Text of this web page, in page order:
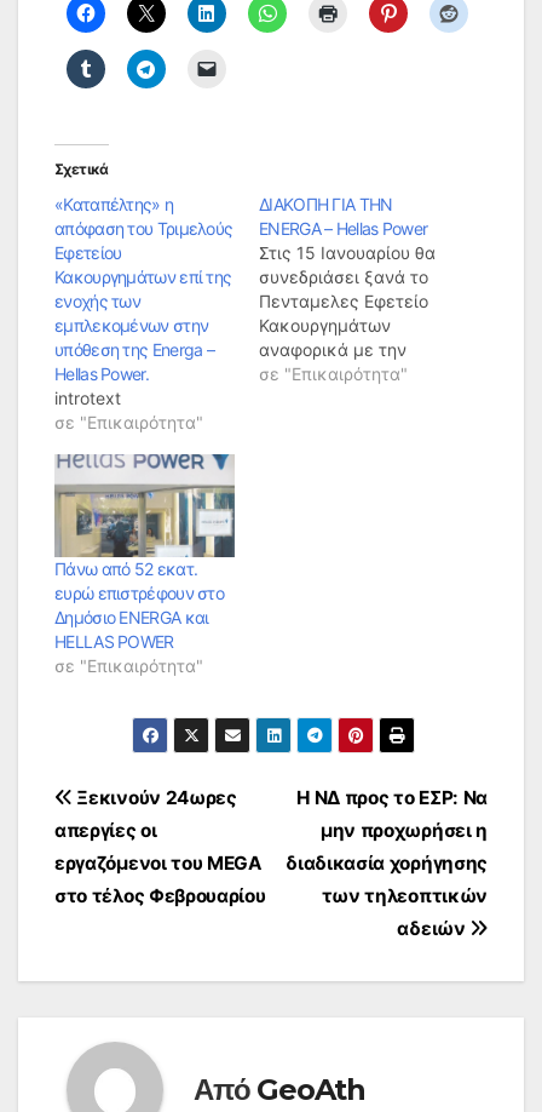
Σχετικά
«Καταπέλτης» η
απόφαση του Τριμελούς
Εφετείου
Κακουργημάτων επί της
ενοχής των
εμπλεκομένων στην
υπόθεση της Energa –
Hellas Power.
introtext
σε "Επικαιρότητα"
ΔΙΑΚΟΠΗ ΓΙΑ ΤΗΝ
ENERGA – Hellas Power
Στις 15 Ιανουαρίου θα
συνεδριάσει ξανά το
Πενταμελες Εφετείο
Κακουργημάτων
αναφορικά με την
υπόθεση της Energa-
από λίγες ημέρες…
σε "Επικαιρότητα"
Πάνω από 52 εκατ.
ευρώ επιστρέφουν στο
Δημόσιο ENERGA και
HELLAS POWER
σε "Επικαιρότητα"
Πλοήγηση
άρθρων
Η ΝΔ προς το ΕΣΡ: Να
μην προχωρήσει η
διαδικασία χορήγησης
των τηλεοπτικών
αδειών
Ξεκινούν 24ωρες
απεργίες οι
εργαζόμενοι του MEGA
στο τέλος Φεβρουαρίου
Από GeoAth